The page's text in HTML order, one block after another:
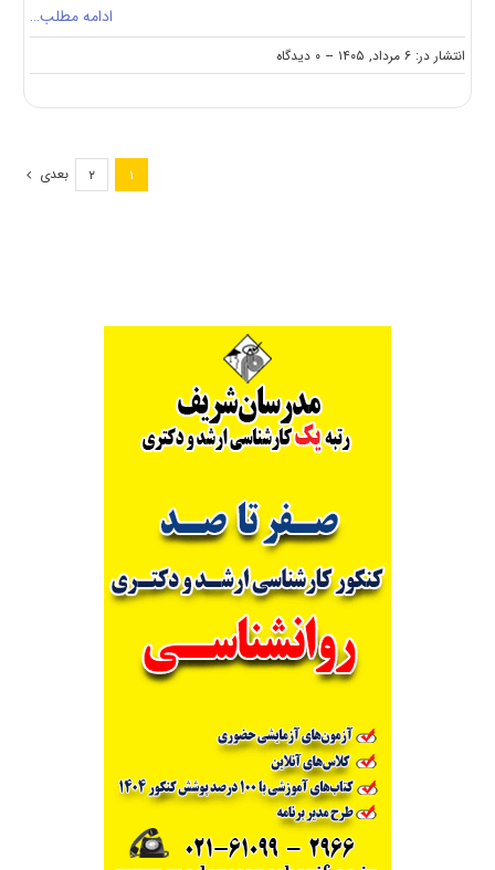
ادامه مطلب…
انتشار در: ۶ مرداد, ۱۴۰۵ -- ۰ دیدگاه
on
پیشنهاد
۱ ۲ بعدی